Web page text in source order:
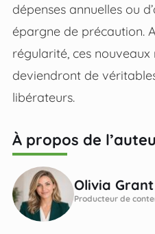
dépenses annuelles ou
épargne de précaution.
régularité, ces
deviendront de
libérateurs.
À propos de
Olivia Grant
Producteur de